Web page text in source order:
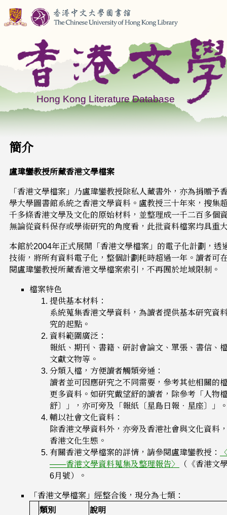
簡介
盧瑋鑾教授所藏香港文學檔案
「香港文學檔案」乃盧瑋鑾教授除私人藏書外，亦為捐贈予
學大學圖書館系統之香港文學資料。盧教授三十年來，搜集
千多條香港文學及文化的原始材料，並整理成一千二百多個
無論從資料保存或學術研究的角度看，此批資料檔案均具重
本館於2004年正式展開「香港文學檔案」的電子化計劃，透
技術，將所有資料電子化，整個計劃耗時超過一年。讀者可
閱盧瑋鑾教授所藏香港文學檔案索引，不再囿於地域限制。
檔案特色
提供基本材料：
系統蒐集香港文學資料，為讀者提供基本研究資
究的起點。
資料範圍廣泛：
報紙、期刊、書籍、研討會論文、單張、書信、
文獻文物等。
分類入檔，方便讀者觸類旁通：
讀者並可因應研究之不同需要，參考其他相關的
更多資料。如研究戴望舒的讀者，除參考「人物
舒〕」，亦可旁及「報紙〔星島日報．星座〕」
輔以社會文化資料：
除香港文學資料外，亦旁及香港社會與文化資料
香港文化生態。
有關香港文學檔案的詳情，請參閱盧瑋鑾教授：
——香港文學資料蒐集及整理報告〉
（《香港文
6月號）。
「香港文學檔案」經整合後，現分為七類：
類別
說明